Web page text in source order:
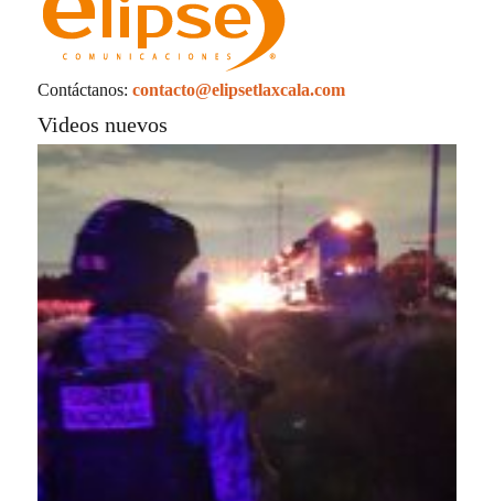
Contáctanos: contacto@elipsetlaxcala.com
Videos nuevos